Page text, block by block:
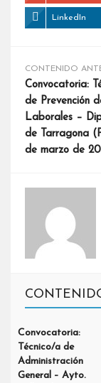
LinkedIn
CONTENIDO
Convocatoria:
de Prevención
Laborales –
de Tarragona
de marzo de
Convocatoria:
Técnico/a de
Administración
General – Ayto.